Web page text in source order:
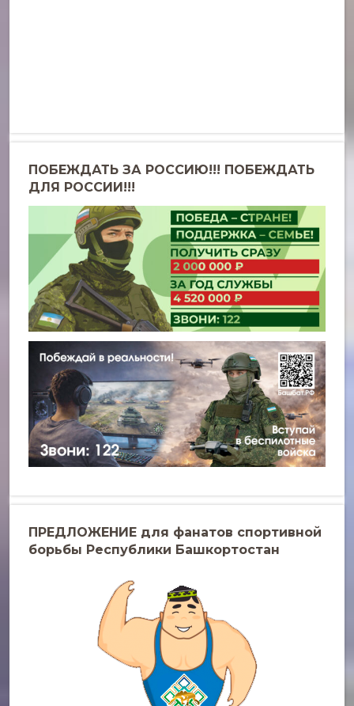
ПОБЕЖДАТЬ ЗА РОССИЮ!!! ПОБЕЖДАТЬ
ДЛЯ РОССИИ!!!
ПРЕДЛОЖЕНИЕ для фанатов спортивной
борьбы Республики Башкортостан